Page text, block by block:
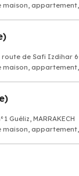
maison,
de Safi Izdihar
maison,
Guéliz, MARRAKECH
maison,